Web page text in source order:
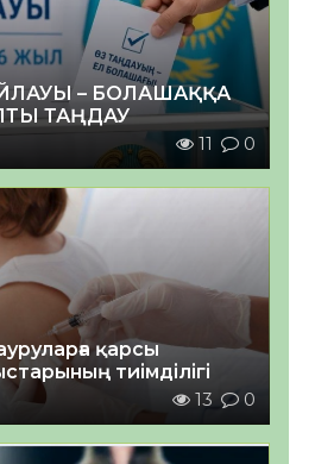
– БОЛАШАҚҚА
ТАҢДАУ
11 0
қарсы
тиімділігі
13 0